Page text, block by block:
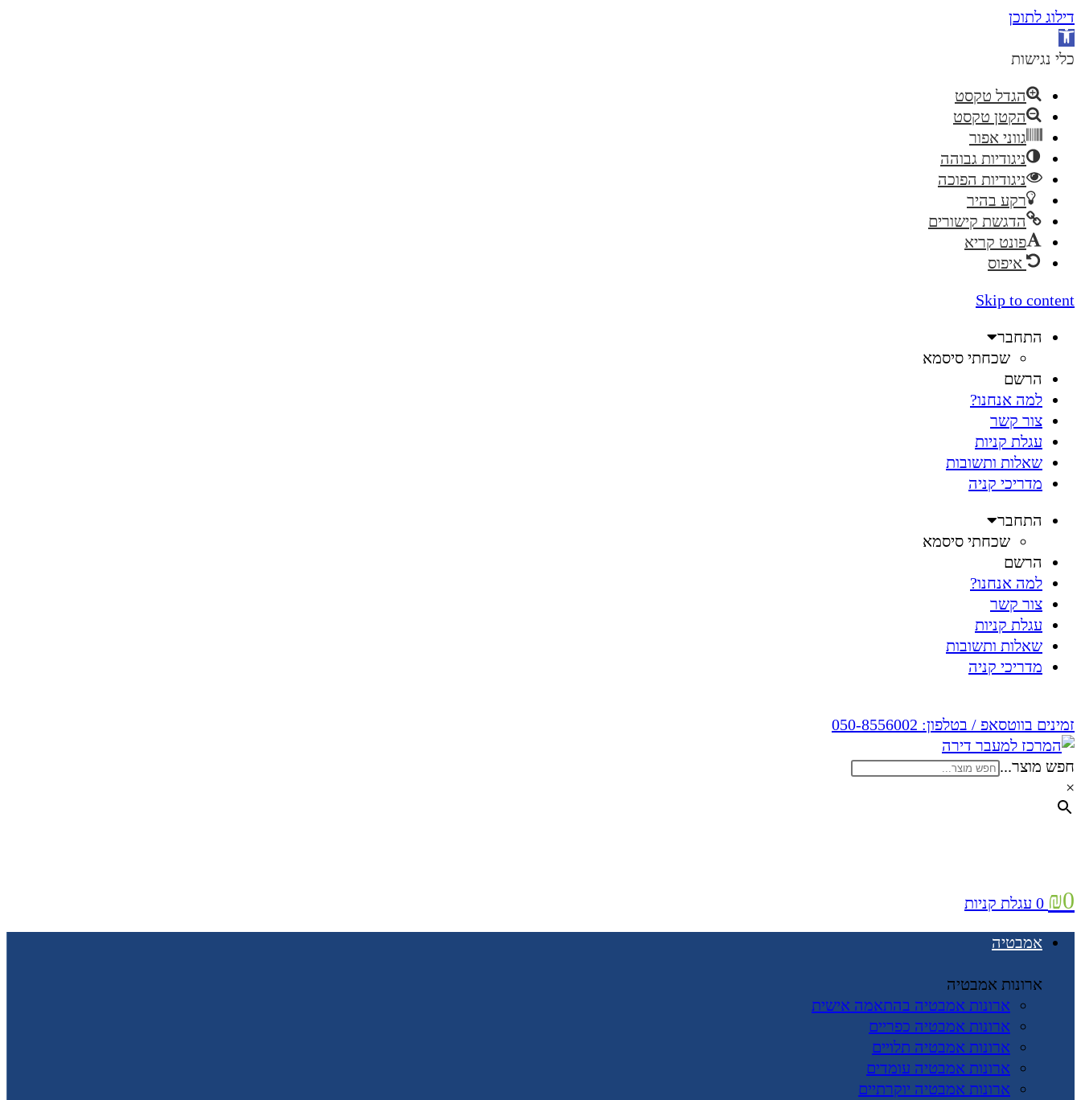
דילוג לתוכן
פתח
סרגל
כלי נגישות
הגדל טקסט
הקטן טקסט
גווני אפור
ניגודיות גבוהה
ניגודיות הפוכה
רקע בהיר
הדגשת קישורים
פונט קריא
איפוס
Skip to content
התחבר
שכחתי סיסמא
הרשם
למה אנחנו?
צור קשר
עגלת קניות
שאלות ותשובות
מדריכי קניה
התחבר
שכחתי סיסמא
הרשם
למה אנחנו?
צור קשר
עגלת קניות
שאלות ותשובות
מדריכי קניה
זמינים בווטסאפ / בטלפון: 050-8556002
חפש מוצר...
×
₪0
0 עגלת קניות
אמבטיה
ארונות אמבטיה
ארונות אמבטיה בהתאמה אישית
ארונות אמבטיה כפריים
ארונות אמבטיה תלויים
ארונות אמבטיה עומדים
ארונות אמבטיה יוקרתיים